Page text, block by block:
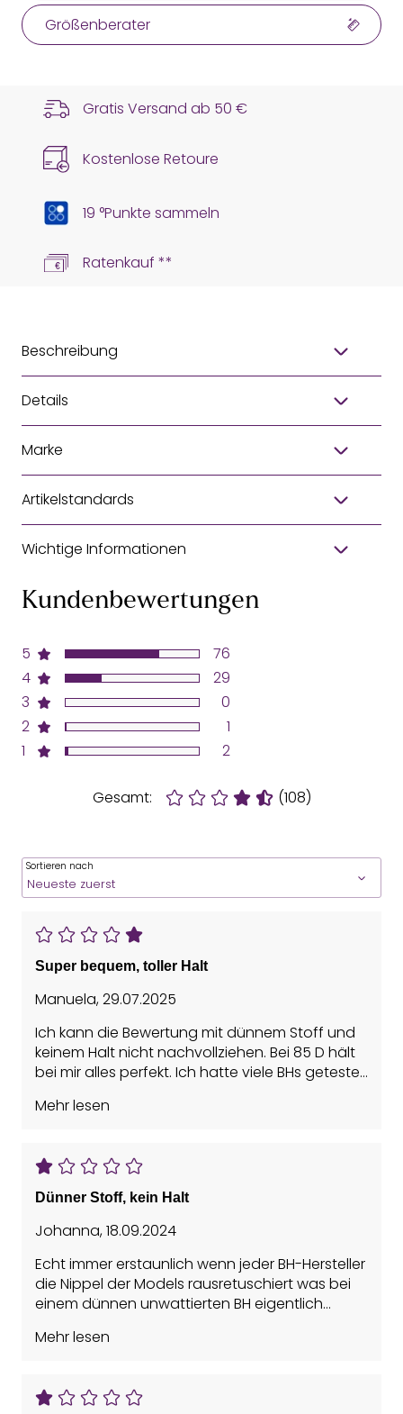
Größenberater
Gratis Versand ab 50 €
Kostenlose Retoure
19 °Punkte sammeln
Ratenkauf **
Beschreibung
Details
Marke
Artikelstandards
Wichtige Informationen
Kundenbewertungen
5
4
3
2
1
76
29
0
1
2
Gesamt: (108)
Sortieren nach
Super bequem, toller Halt
Manuela,29.07.2025
Ich kann die Bewertung mit dünnem Stoff und
keinem Halt nicht nachvollziehen. Bei 85 D hält
bei mir alles perfekt. Ich hatte viele BHs getestet,
Sitz und der hier hatte den Besten. Nippel sieht
unfassbar bequem!
Mehr lesen
Dünner Stoff, kein Halt
Johanna,18.09.2024
Echt immer erstaunlich wenn jeder BH-Hersteller
die Nippel der Models rausretuschiert was bei
einem dünnen unwattierten BH eigentlich
Preis kann man aber auch mal wieder nichts
Mehr lesen